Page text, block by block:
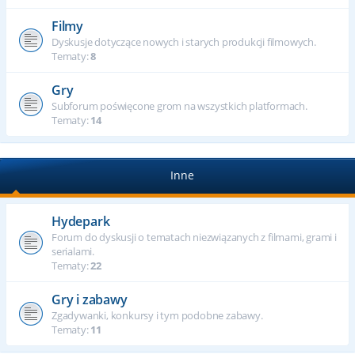
Filmy
Dyskusje dotyczące nowych i starych produkcji filmowych.
Tematy:8
Gry
Subforum poświęcone grom na wszystkich platformach.
Tematy:14
Inne
Hydepark
Forum do dyskusji o tematach niezwiązanych z filmami, grami i
serialami.
Tematy:22
Gry i zabawy
Zgadywanki, konkursy i tym podobne zabawy.
Tematy:11